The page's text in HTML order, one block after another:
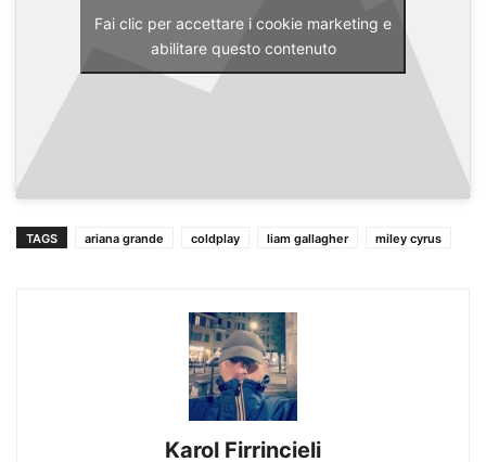
Fai clic per accettare i cookie marketing e
abilitare questo contenuto
TAGS ariana grande coldplay liam gallagher miley cyrus
Karol Firrincieli